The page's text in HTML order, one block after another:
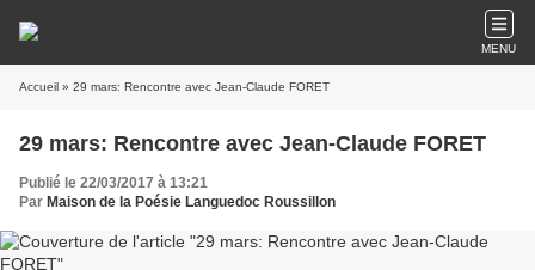
MENU
Accueil » 29 mars: Rencontre avec Jean-Claude FORET
29 mars: Rencontre avec Jean-Claude FORET
Publié le 22/03/2017 à 13:21
Par Maison de la Poésie Languedoc Roussillon